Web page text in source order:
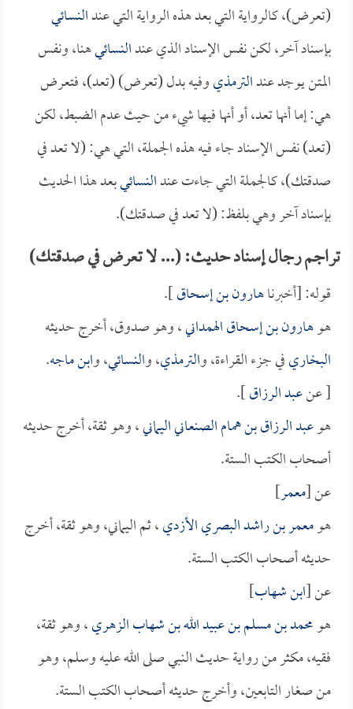
(تعرض)، كالرواية التي بعد هذه الرواية التي عندالنسائي
بإسناد آخر، لكن نفس الإسناد الذي عندالنسائيهنا، ونفس
المتن يوجد عندالترمذيوفيه بدل (تعرض) (تعد)، فتعرض
هي: إما أنها تعد، أو أنها فيها شيء من حيث عدم الضبط، لكن
(تعد) نفس الإسناد جاء فيه هذه الجملة، التي هي: (لا تعد في
صدقتك)، كالجملة التي جاءت عندالنسائيبعد هذا الحديث
بإسناد آخر وهي بلفظ: (لا تعد في صدقتك).
تراجم رجال إسناد حديث: (... لا تعرض في صدقتك)
قوله: [أخبرناهارون بن إسحاق].
هوهارون بن إسحاق الهمداني، وهو صدوق، أخرج حديثه
البخاريفي جزء القراءة، والترمذي، والنسائي، وابن ماجه.
[ عنعبد الرزاق].
هوعبد الرزاق بن همام الصنعاني اليماني، وهو ثقة، أخرج حديثه
أصحاب الكتب الستة.
عن [معمر]
هومعمر بن راشد البصري الأزدي، ثم اليماني، وهو ثقة، أخرج
حديثه أصحاب الكتب الستة.
عن [ابن شهاب]
هومحمد بن مسلم بن عبيد الله بن شهاب الزهري، وهو ثقة،
فقيه، مكثر من رواية حديث النبي صلى الله عليه وسلم، وهو
من صغار التابعين، وأخرج حديثه أصحاب الكتب الستة.